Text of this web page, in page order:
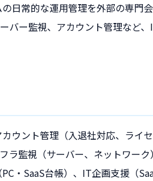
日常的な運用管理を外部の専門
バー監視、アカウント管理など
ウント管理（入退社対応、ライ
ラ監視（サーバー、ネットワー
・SaaS台帳）、IT企画支援（